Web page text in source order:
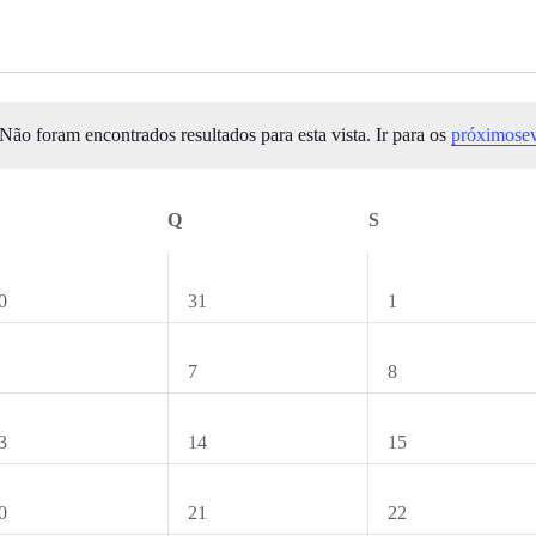
Aviso
Não foram encontrados resultados para esta vista. Ir para os
FEIRA Q SSEXTA-FEIRA
0
eventos,
31
0
eventos,
1
0
eventos,
7
0
eventos,
8
0
eventos,
14
0
eventos,
15
0
21
0
22